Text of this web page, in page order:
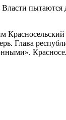
Красносельский
Глава